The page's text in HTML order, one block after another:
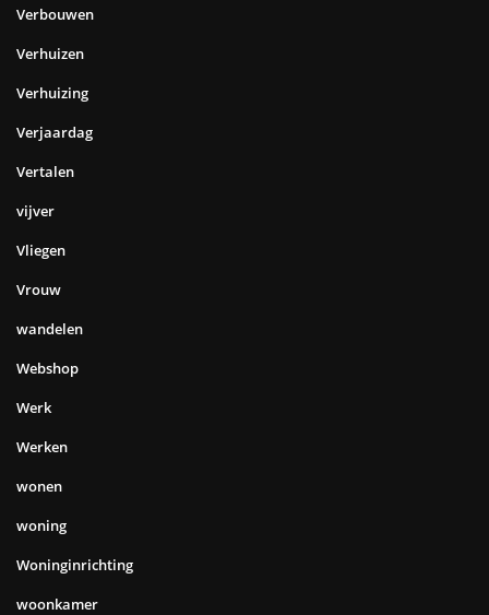
Verbouwen
Verhuizen
Verhuizing
Verjaardag
Vertalen
vijver
Vliegen
Vrouw
wandelen
Webshop
Werk
Werken
wonen
woning
Woninginrichting
woonkamer